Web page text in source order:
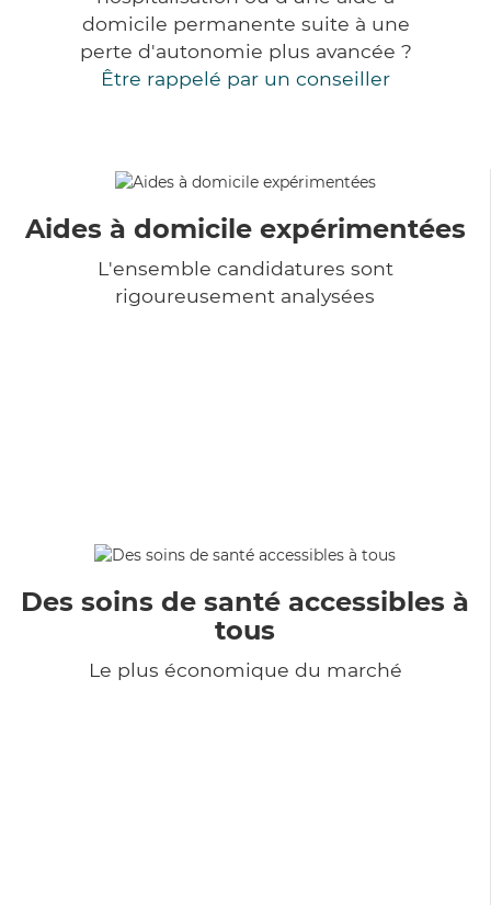
domicile permanente suite à une
perte d'autonomie plus avancée ?
Être rappelé par un conseiller
Aides à domicile expérimentées
L'ensemble candidatures sont
rigoureusement analysées
Des soins de santé accessibles à
tous
Le plus économique du marché